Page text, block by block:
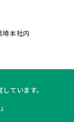
本社内
ています。